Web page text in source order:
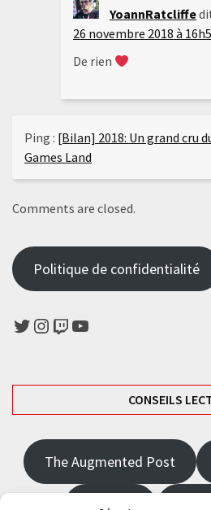
YoannRatcliffe
26 novembre 2018 à
De rien
Ping : [Bilan] 2018: Un grand cru
Games Land
Comments are closed.
Politique de confidentialité
Twitter
Instagram
TwitchYouTube
CONSEILS
The Augmented Post